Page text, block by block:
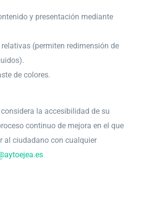
y presentación mediante
(permiten redimensión de
de colores.
la accesibilidad de su
continuo de mejora en el que
al ciudadano con cualquier